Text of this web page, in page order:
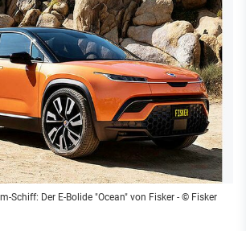
Schiff: Der E-Bolide "Ocean" von Fisker - © Fisker